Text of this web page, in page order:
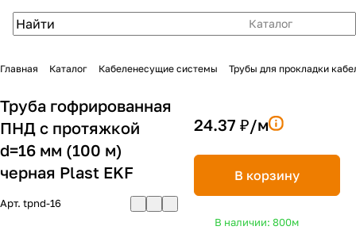
Каталог
Главная Каталог Кабеленесущие системы Трубы для прокладки
Труба гофрированная
ПНД с протяжкой
d=16 мм (100 м)
черная Plast EKF
Арт. tpnd-16
24.37 ₽/м
В корзину
В наличии: 800м